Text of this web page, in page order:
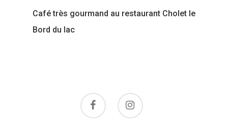
Café très gourmand au restaurant Cholet le
Bord du lac
Restaurant